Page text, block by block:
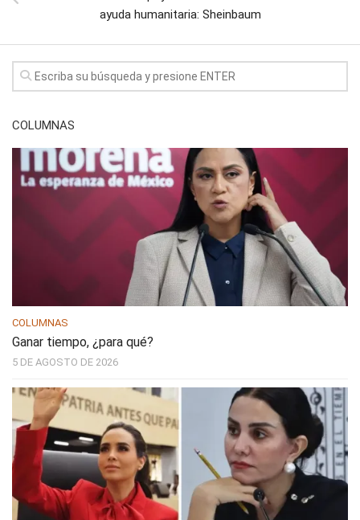
ayuda humanitaria: Sheinbaum
COLUMNAS
COLUMNAS
Ganar tiempo, ¿para qué?
5 DE AGOSTO DE 2026